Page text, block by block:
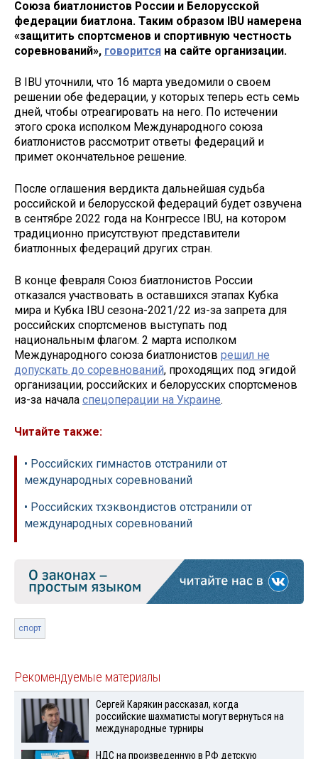
Союза биатлонистов России и Белорусской
федерации биатлона. Таким образом IBU намерена
«защитить спортсменов и спортивную честность
соревнований», говорится на сайте организации.
В IBU уточнили, что 16 марта уведомили о своем
решении обе федерации, у которых теперь есть семь
дней, чтобы отреагировать на него. По истечении
этого срока исполком Международного союза
биатлонистов рассмотрит ответы федераций и
примет окончательное решение.
После оглашения вердикта дальнейшая судьба
российской и белорусской федераций будет озвучена
в сентябре 2022 года на Конгрессе IBU, на котором
традиционно присутствуют представители
биатлонных федераций других стран.
В конце февраля Союз биатлонистов России
отказался участвовать в оставшихся этапах Кубка
мира и Кубка IBU сезона-2021/22 из-за запрета для
российских спортсменов выступать под
национальным флагом. 2 марта исполком
Международного союза биатлонистов решил не
допускать до соревнований, проходящих под эгидой
организации, российских и белорусских спортсменов
из-за начала спецоперации на Украине.
Читайте также:
• Российских гимнастов отстранили от
международных соревнований
• Российских тхэквондистов отстранили от
международных соревнований
спорт
Рекомендуемые материалы
Сергей Карякин рассказал, когда
российские шахматисты могут вернуться на
международные турниры
НДС на произведенную в РФ детскую